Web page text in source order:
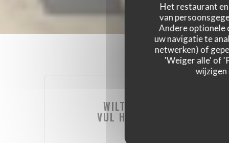
Het restaurant
van
Andere optionele
uw navigatie te
netwerken) of
'Weiger alle' of
wijzigen
WILT U CONTACT MET
VUL HET ONDERSTAANDE